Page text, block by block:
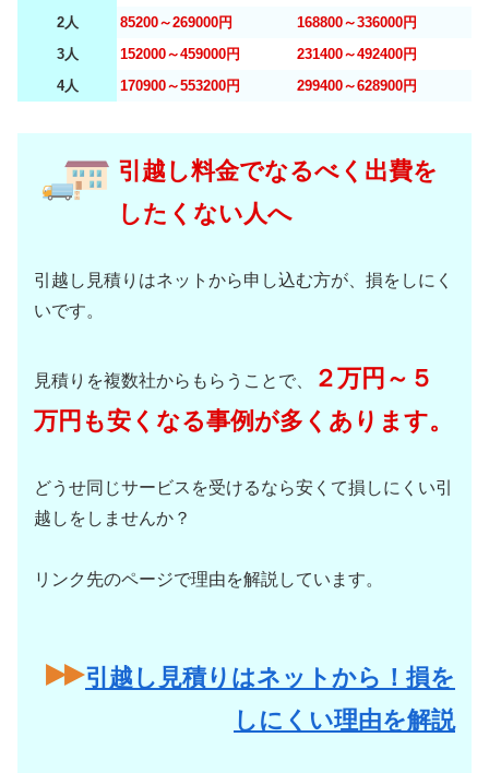
2人
85200～269000円
168800～336000円
3人
152000～459000円
231400～492400円
4人
170900～553200円 299400～628900円
引越し料金でなるべく出費を
したくない人へ
引越し見積りはネットから申し込む方が、損をしにく
いです。
見積りを複数社からもらうことで、
２万円～５
万円も安くなる事例が多くあります。
どうせ同じサービスを受けるなら安くて損しにくい引
越しをしませんか？
リンク先のページで理由を解説しています。
引越し見積りはネットから！損を
しにくい理由を解説